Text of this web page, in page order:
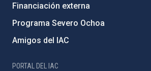
Financiación externa
Programa Severo Ochoa
Amigos del IAC
PORTAL DEL IAC